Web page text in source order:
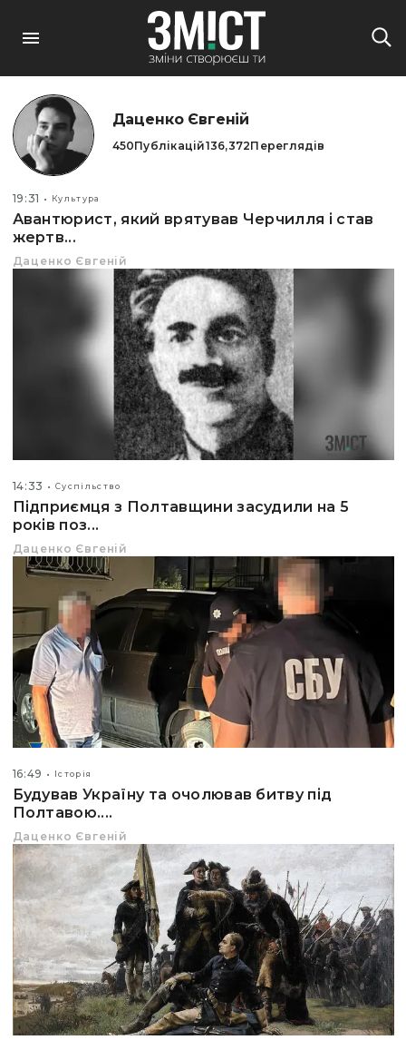
Даценко Євгеній
450Публікацій136,372Переглядів
19:31 Культура
Авантюрист, який врятував Черчилля і став
жертв...
Даценко Євгеній
14:33 Суспільство
Підприємця з Полтавщини засудили на 5
років поз...
Даценко Євгеній
16:49 Історія
Будував Україну та очолював битву під
Полтавою....
Даценко Євгеній